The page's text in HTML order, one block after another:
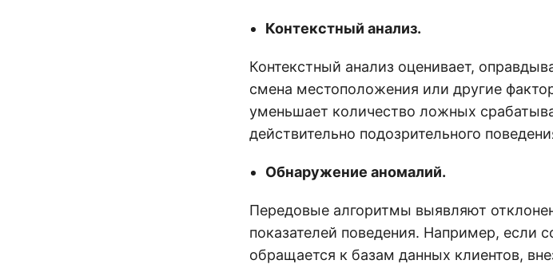
Контекстный анализ.
Контекстный анализ оценивает,
смена местоположения или другие
уменьшает количество ложных
действительно подозрительного
Обнаружение аномалий.
Передовые алгоритмы выявляют
показателей поведения. Например, если
обращается к базам данных клиентов,